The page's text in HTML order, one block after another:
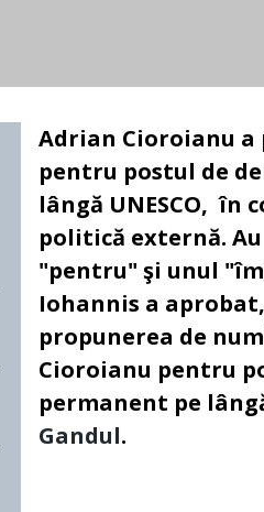
Adrian Cioroianu
pentru postul de
lângă UNESCO, în
politică externă.
"pentru" şi unul
Iohannis a
propunerea de
Cioroianu pentru
permanent pe
Gandul.